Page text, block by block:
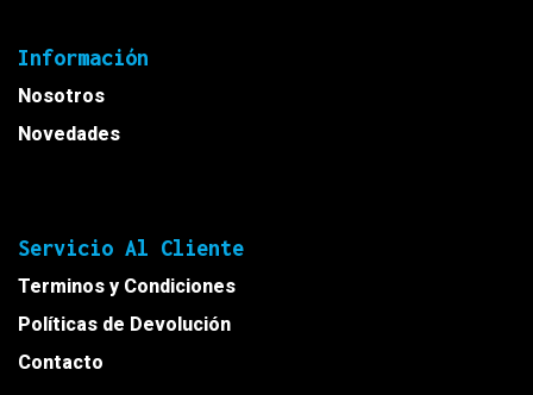
Información
Nosotros
Novedades
Servicio Al Cliente
Terminos y Condiciones
Políticas de Devolución
Contacto